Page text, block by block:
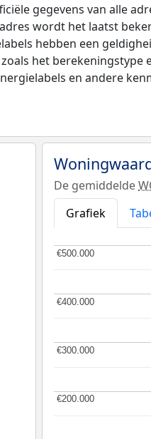
gegevens van alle
wordt het laatst
hebben een
het
en andere
De gemiddelde
Grafiek
€200.000
€200.000
€300.000
€300.000
€400.000
€400.000
€500.000
€500.000